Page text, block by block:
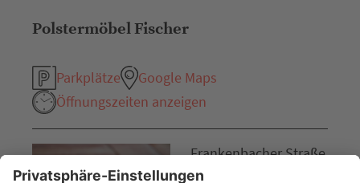
Polstermöbel Fischer
Parkplätze
Google Maps
Öffnungszeiten anzeigen
Frankenbacher Straße
31